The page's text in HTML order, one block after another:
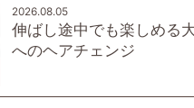
2026.08.05
伸ばし途中でも楽しめる
へのヘアチェンジ